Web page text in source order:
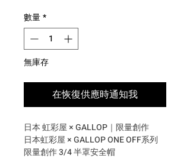
數量*
無庫存
在恢復供應時通知我
日本 虹彩屋 × GALLOP｜限量創作
日本虹彩屋 × GALLOP ONE OFF系列
限量創作 3/4 半罩安全帽